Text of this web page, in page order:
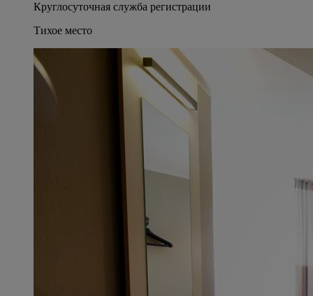
Круглосуточная служба регистрации
Тихое место